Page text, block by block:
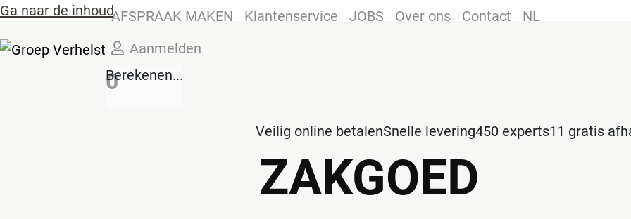
Ga naar de inhoudAFSPRAAK MAKEN Klantenservice JOBS Over ons Contact
NL
Aanmelden
0
Berekenen...
Veilig online betalenSnelle levering450 experts11 gratis
ZAKGOED